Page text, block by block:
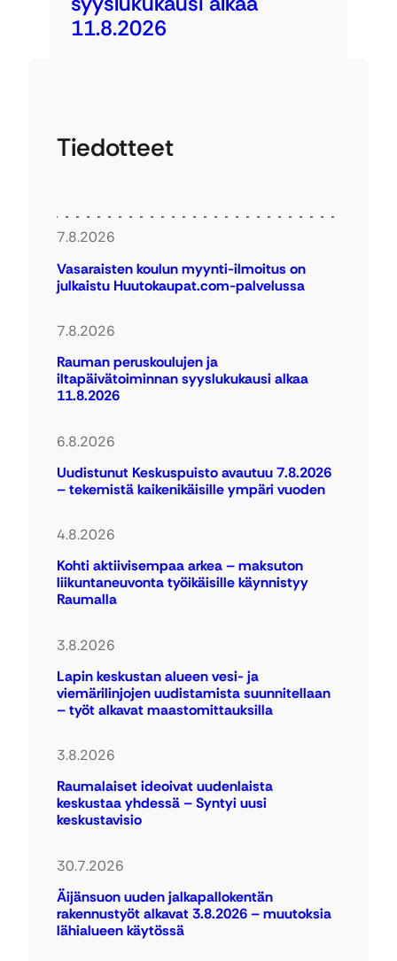
11.8.2026
Tiedotteet
7.8.2026
Vasaraisten koulun myynti-ilmoitus on
julkaistu Huutokaupat.com-palvelussa
7.8.2026
Rauman peruskoulujen ja
iltapäivätoiminnan syyslukukausi alkaa
11.8.2026
6.8.2026
Uudistunut Keskuspuisto avautuu 7.8.2026
– tekemistä kaikenikäisille ympäri vuoden
4.8.2026
Kohti aktiivisempaa arkea – maksuton
liikuntaneuvonta työikäisille käynnistyy
Raumalla
3.8.2026
Lapin keskustan alueen vesi- ja
viemärilinjojen uudistamista suunnitellaan
– työt alkavat maastomittauksilla
3.8.2026
Raumalaiset ideoivat uudenlaista
keskustaa yhdessä – Syntyi uusi
keskustavisio
30.7.2026
Äijänsuon uuden jalkapallokentän
rakennustyöt alkavat 3.8.2026 – muutoksia
lähialueen käytössä